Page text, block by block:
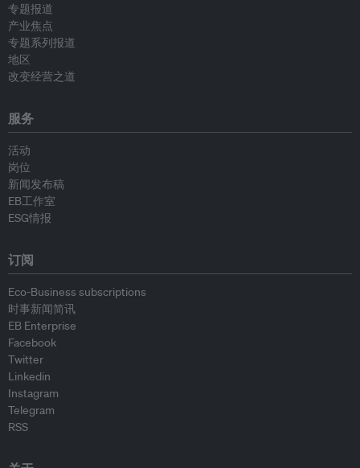
专题报道
产业焦点
专题系列报道
地区
改变经营之道
服务
活动
岗位
新闻发布稿
EB工作室
ESG情报
订阅
Eco-Business subscriptions
时事新闻简讯
EB Enterprise
Facebook
Twitter
Linkedin
Instagram
Telegram
RSS